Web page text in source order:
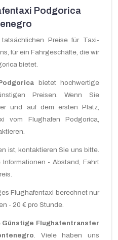
Podgorica
Preise für Taxi-
für ein Fahrgeschäfte, die wir
bietet.
bietet hochwertige
Preisen. Wenn Sie
und auf dem ersten Platz,
vom Flughafen
Podgorica,
ist, kontaktieren Sie uns bitte.
Informationen - Abstand,Fahrt
Flughafentaxi berechnet nur
- 20 € pro Stunde.
Günstige Flughafentransfer
. Viele haben
uns